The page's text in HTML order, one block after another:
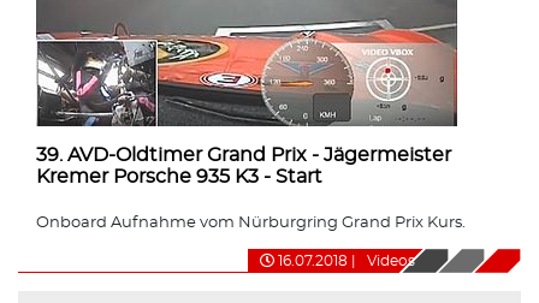
39. AVD-Oldtimer Grand Prix - Jägermeister
Kremer Porsche 935 K3 - Start
Onboard Aufnahme vom Nürburgring Grand Prix Kurs.
16.07.2018 Videos